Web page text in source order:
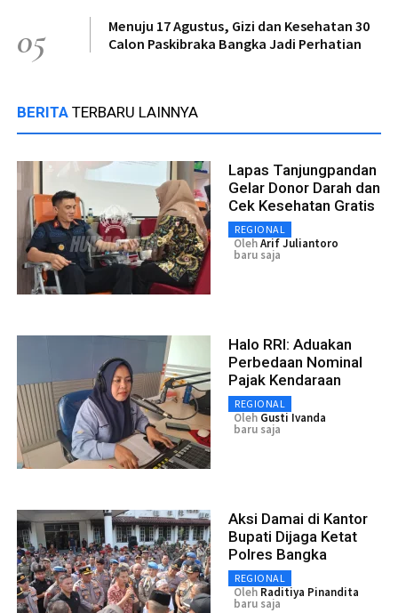
05
Menuju 17 Agustus, Gizi dan Kesehatan 30
Calon Paskibraka Bangka Jadi Perhatian
BERITA TERBARU LAINNYA
Lapas Tanjungpandan
Gelar Donor Darah dan
Cek Kesehatan Gratis
REGIONAL
OlehArif Juliantoro
baru saja
Halo RRI: Aduakan
Perbedaan Nominal
Pajak Kendaraan
REGIONAL
Oleh Gusti Ivanda
baru saja
Aksi Damai di Kantor
Bupati Dijaga Ketat
Polres Bangka
REGIONAL
Oleh Raditiya Pinandita
baru saja